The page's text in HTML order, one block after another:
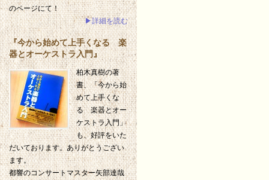
のページにて！
▶詳細を読む
『今から始めて上手くなる 楽
器とオーケストラ入門』
柏木真樹の著
書、「今から始
めて上手くな
る 楽器とオー
ケストラ入門」
も、好評をいた
だいております。ありがとうござい
ます。
都響のコンサートマスター矢部達哉